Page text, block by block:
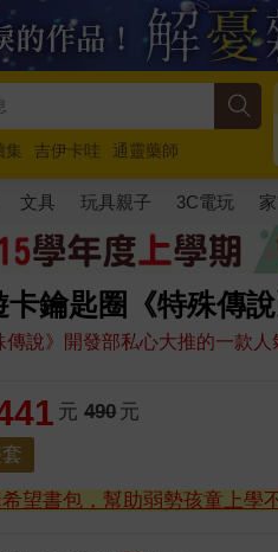
集 吉伊卡哇
通靈藥師
5 超慢跑
文具 玩具親子 3C電玩
卡鑰匙圈《特殊傳
傳說》開發部私心大推的一款人
元 490 元
望書包，幫助弱勢孩童上學